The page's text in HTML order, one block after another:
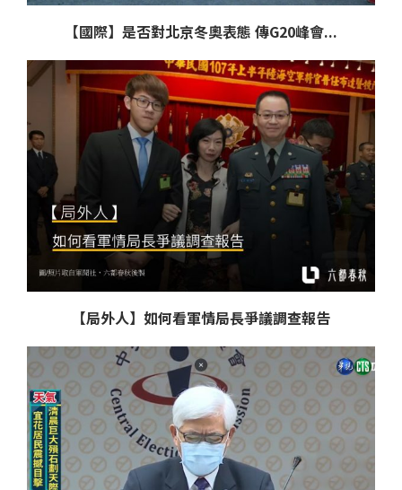
【國際】是否對北京冬奧表態 傳G20峰會...
【局外人】如何看軍情局長爭議調查報告